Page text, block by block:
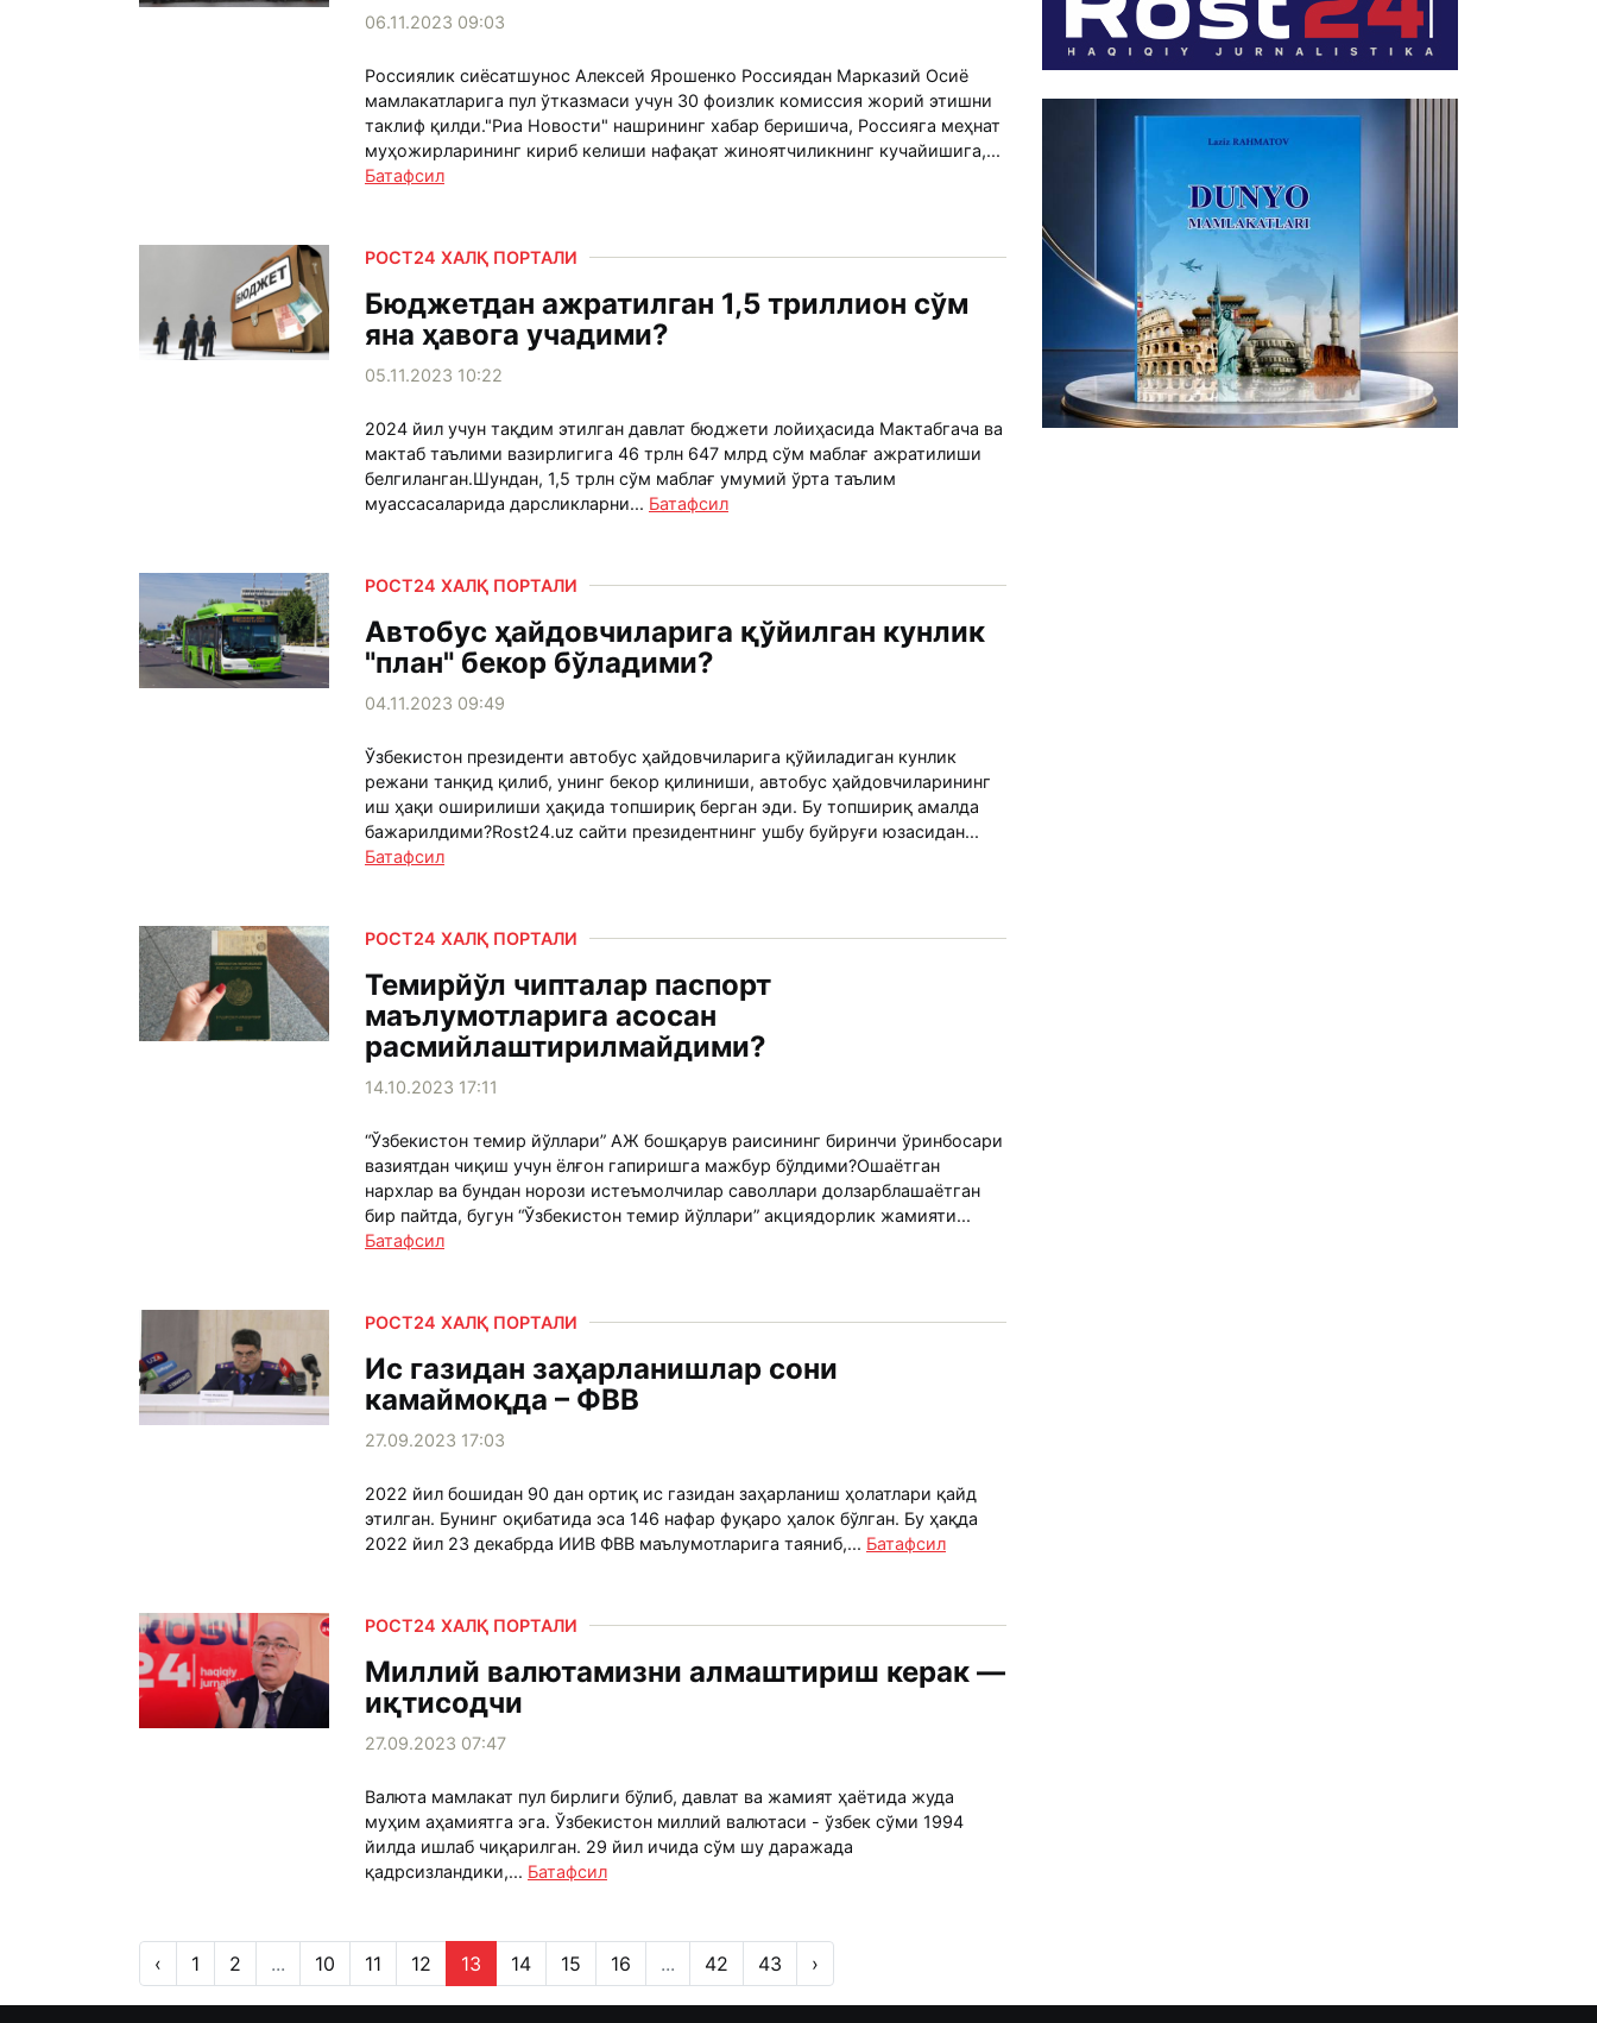
06.11.2023 09:03
Россиялик сиёсатшунос Алексей Ярошенко Россиядан Марказий Осиё
мамлакатларига пул ўтказмаси учун 30 фоизлик комиссия жорий этишни
таклиф қилди."Риа Новости" нашрининг хабар беришича, Россияга меҳнат
муҳожирларининг кириб келиши нафақат жиноятчиликнинг кучайишига,...
Батафсил
РОСТ24 ХАЛҚ ПОРТАЛИ
Бюджетдан ажратилган 1,5 триллион сўм
яна ҳавога учадими?
05.11.2023 10:22
2024 йил учун тақдим этилган давлат бюджети лойиҳасида Мактабгача ва
мактаб таълими вазирлигига 46 трлн 647 млрд сўм маблағ ажратилиши
белгиланган.Шундан, 1,5 трлн сўм маблағ умумий ўрта таълим
муассасаларида дарсликларни... Батафсил
РОСТ24 ХАЛҚ ПОРТАЛИ
Автобус ҳайдовчиларига қўйилган кунлик
"план" бекор бўладими?
04.11.2023 09:49
Ўзбекистон президенти автобус ҳайдовчиларига қўйиладиган кунлик
режани танқид қилиб, унинг бекор қилиниши, автобус ҳайдовчиларининг
иш ҳақи оширилиши ҳақида топшириқ берган эди. Бу топшириқ амалда
бажарилдими?Rost24.uz сайти президентнинг ушбу буйруғи юзасидан...
Батафсил
РОСТ24 ХАЛҚ ПОРТАЛИ
Темирйўл чипталар паспорт
маълумотларига асосан
расмийлаштирилмайдими?
14.10.2023 17:11
“Ўзбекистон темир йўллари” АЖ бошқарув раисининг биринчи ўринбосари
вазиятдан чиқиш учун ёлғон гапиришга мажбур бўлдими?Ошаётган
нархлар ва бундан норози истеъмолчилар саволлари долзарблашаётган
бир пайтда, бугун “Ўзбекистон темир йўллари” акциядорлик жамияти...
Батафсил
РОСТ24 ХАЛҚ ПОРТАЛИ
Ис газидан заҳарланишлар сони
камаймоқда – ФВВ
27.09.2023 17:03
2022 йил бошидан 90 дан ортиқ ис газидан заҳарланиш ҳолатлари қайд
этилган. Бунинг оқибатида эса 146 нафар фуқаро ҳалок бўлган. Бу ҳақда
2022 йил 23 декабрда ИИВ ФВВ маълумотларига таяниб,... Батафсил
РОСТ24 ХАЛҚ ПОРТАЛИ
Миллий валютамизни алмаштириш керак —
иқтисодчи
27.09.2023 07:47
Валюта мамлакат пул бирлиги бўлиб, давлат ва жамият ҳаётида жуда
муҳим аҳамиятга эга. Ўзбекистон миллий валютаси - ўзбек сўми 1994
йилда ишлаб чиқарилган. 29 йил ичида сўм шу даражада
қадрсизландики,... Батафсил
‹ 1 2 ... 10 11 12 13 14 15 16 ... 42 43 ›